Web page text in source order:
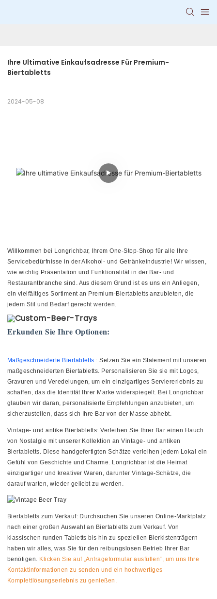
Ihre Ultimative Einkaufsadresse Für Premium-
Biertabletts
2024-05-08
Willkommen bei Longrichbar, Ihrem One-Stop-Shop für alle Ihre
Servicebedürfnisse in der Alkohol- und Getränkeindustrie! Wir wissen,
wie wichtig Präsentation und Funktionalität in der Bar- und
Restaurantbranche sind. Aus diesem Grund ist es uns ein Anliegen,
ein vielfältiges Sortiment an Premium-Biertabletts anzubieten, die
jedem Stil und Bedarf gerecht werden.
Erkunden Sie Ihre Optionen:
Maßgeschneiderte Biertabletts : Setzen Sie ein Statement mit unseren
maßgeschneiderten Biertabletts. Personalisieren Sie sie mit Logos,
Gravuren und Veredelungen, um ein einzigartiges Serviererlebnis zu
schaffen, das die Identität Ihrer Marke widerspiegelt. Bei Longrichbar
glauben wir daran, personalisierte Empfehlungen anzubieten, um
sicherzustellen, dass sich Ihre Bar von der Masse abhebt.
Vintage- und antike Biertabletts: Verleihen Sie Ihrer Bar einen Hauch
von Nostalgie mit unserer Kollektion an Vintage- und antiken
Biertabletts. Diese handgefertigten Schätze verleihen jedem Lokal ein
Gefühl von Geschichte und Charme. Longrichbar ist die Heimat
einzigartiger und kreativer Waren, darunter Vintage-Schätze, die
darauf warten, wieder geliebt zu werden.
Biertabletts zum Verkauf: Durchsuchen Sie unseren Online-Marktplatz
nach einer großen Auswahl an Biertabletts zum Verkauf. Von
klassischen runden Tabletts bis hin zu speziellen Bierkistenträgern
haben wir alles, was Sie für den reibungslosen Betrieb Ihrer Bar
benötigen. Klicken Sie auf „Anfrageformular ausfüllen“, um uns Ihre
Kontaktinformationen zu senden und ein hochwertiges
Komplettlösungserlebnis zu genießen.